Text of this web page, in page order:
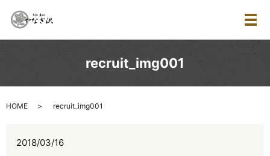
メ
recruit_img001
HOME recruit_img001
2018/03/16